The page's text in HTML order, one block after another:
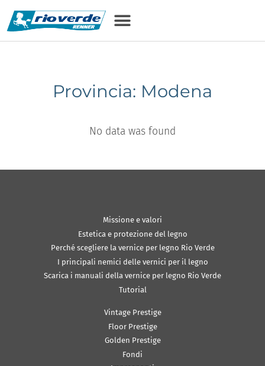
Provincia: Modena
No data was found
Missione e valori
Estetica e protezione del legno
Perché scegliere la vernice per legno Rio Verde
I principali nemici delle vernici per il legno
Scarica i manuali della vernice per legno Rio Verde
Tutorial
Vintage Prestige
Floor Prestige
Golden Prestige
Fondi